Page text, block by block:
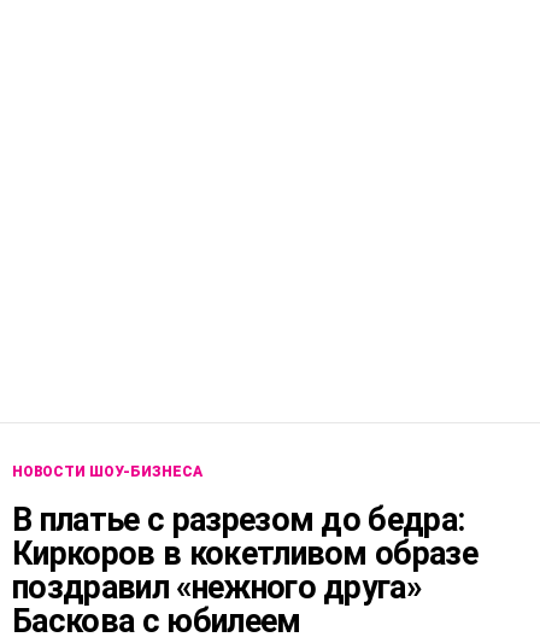
НОВОСТИ ШОУ-БИЗНЕСА
В платье с разрезом до бедра:
Киркоров в кокетливом образе
поздравил «нежного друга»
Баскова с юбилеем